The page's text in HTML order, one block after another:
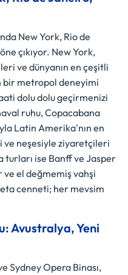
New York, Rio de
çıkıyor. New York,
ve dünyanın en çeşitli
bir metropol deneyimi
dolu dolu geçirmenizi
ruhu, Copacabana
Latin Amerika'nın en
neşesiyle ziyaretçileri
ise Banff ve Jasper
el değmemiş vahşi
cenneti; her mevsim
Avustralya, Yeni
Sydney Opera Binası,